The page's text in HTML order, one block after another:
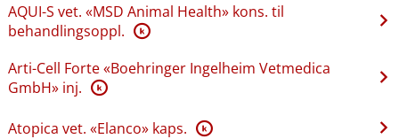
AQUI-S vet. «MSD Animal Health» kons. til
behandlingsoppl. K
Arti-Cell Forte «Boehringer Ingelheim Vetmedica
GmbH» inj. K
Atopica vet. «Elanco» kaps. K